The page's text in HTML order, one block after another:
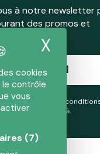
cookies
contrôle
vous
(7)
X
à notre newsletter
des promos et
vous acceptez nos
de confidentialité.